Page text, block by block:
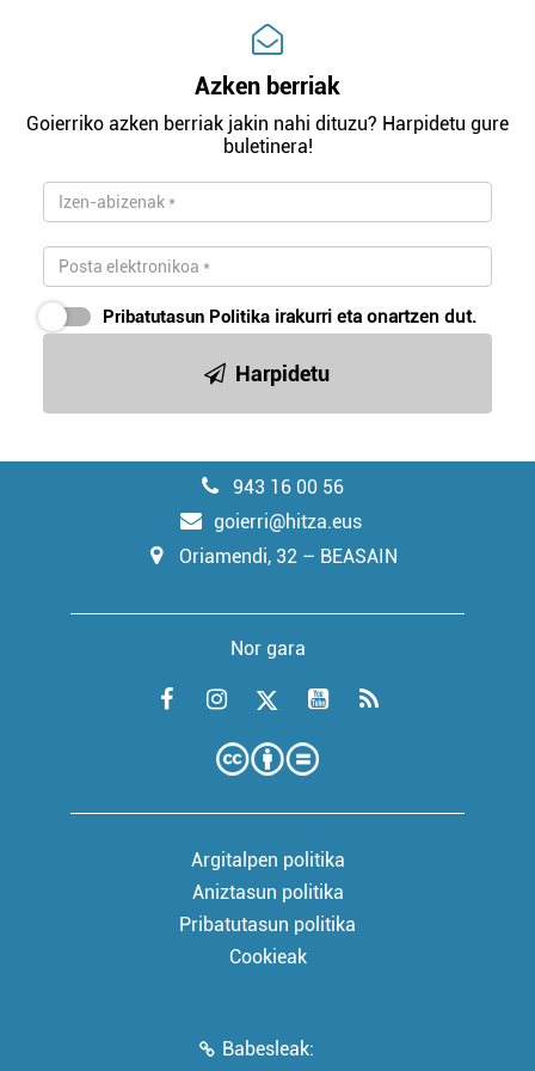
Azken berriak
Goierriko azken berriak jakin nahi dituzu? Harpidetu gure
buletinera!
Pribatutasun Politika irakurri eta onartzen dut.
Harpidetu
943 16 00 56
goierri@hitza.eus
Oriamendi, 32 – BEASAIN
Nor gara
Argitalpen politika
Aniztasun politika
Pribatutasun politika
Cookieak
Babesleak: